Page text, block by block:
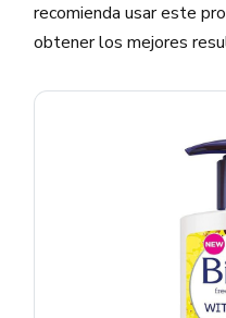
recomienda usar este
obtener los mejores